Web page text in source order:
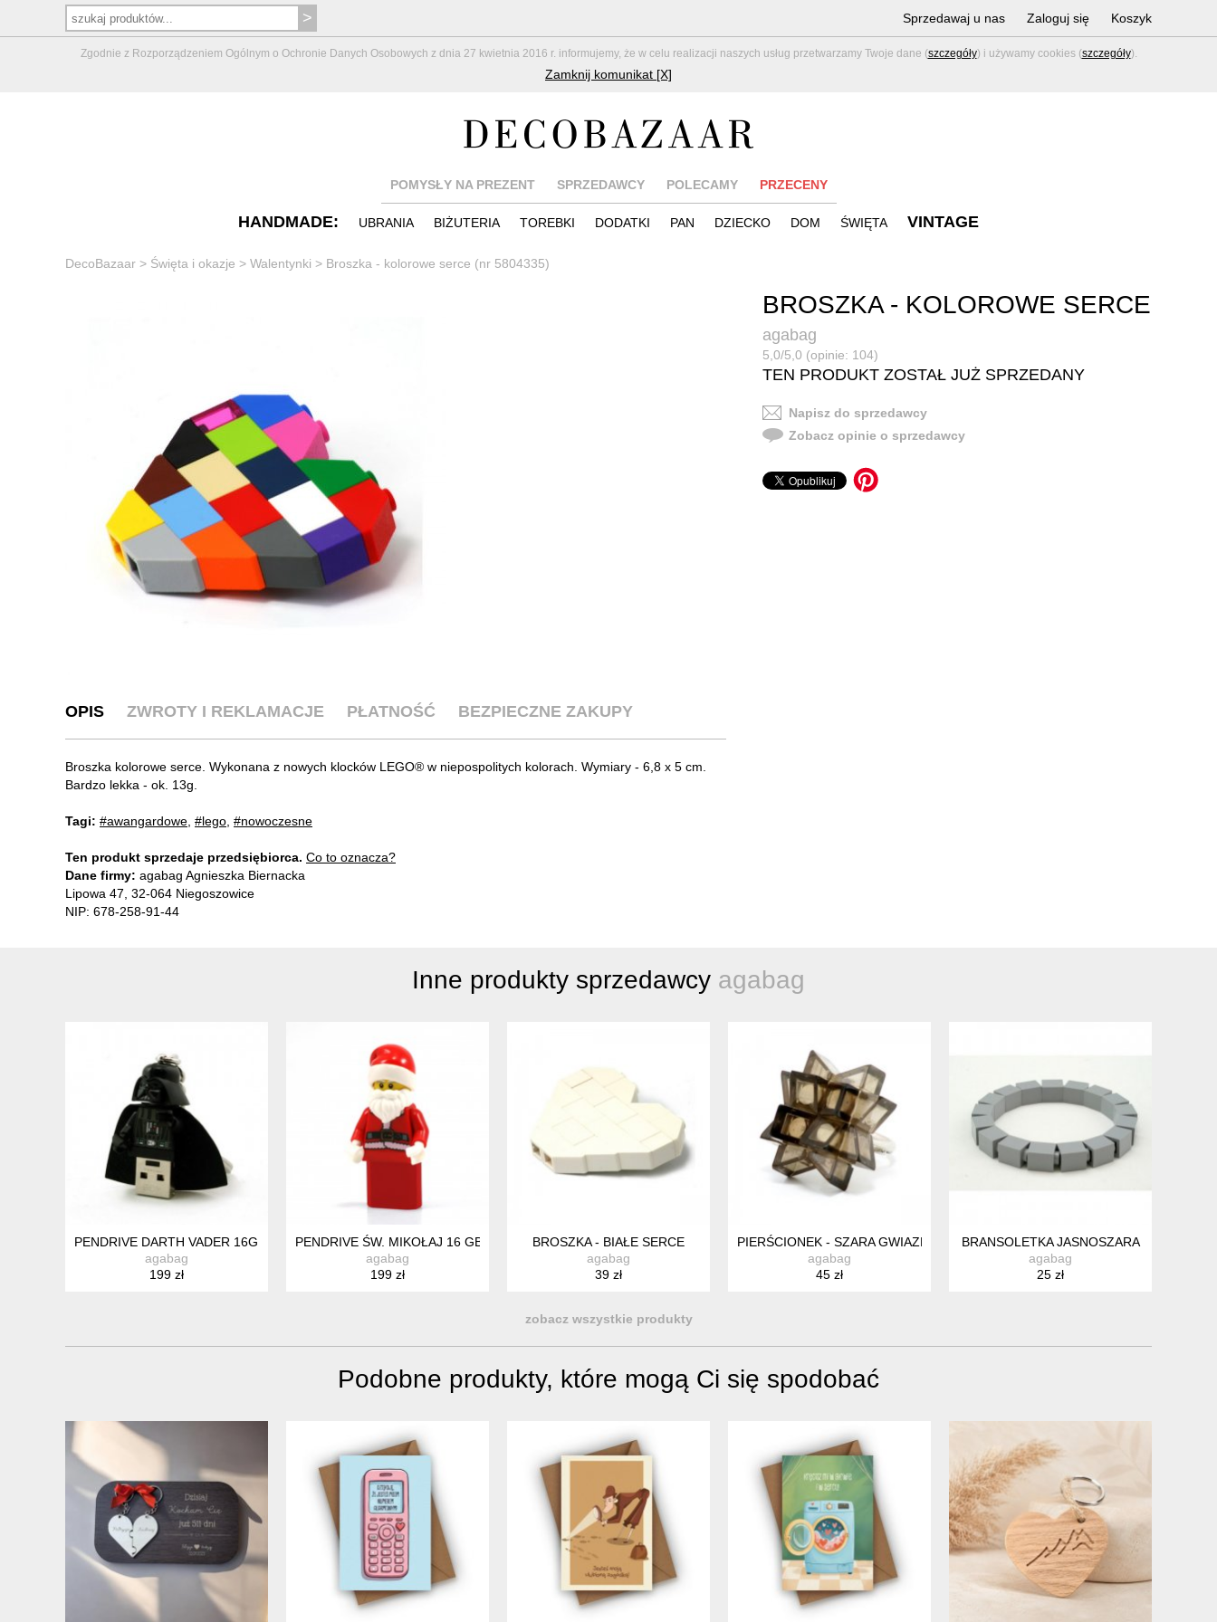
Zgodnie z Rozporządzeniem Ogólnym o Ochronie Danych Osobowych z dnia 27 kwietnia 2016 r. informujemy, że w celu realizacji naszych usług przetwarzamy Twoje dane (szczegóły) i używamy cookies (szczegóły).
Zamknij komunikat [X]
Sprzedawaj u nas Zaloguj się Koszyk
POMYSŁY NA PREZENT SPRZEDAWCY POLECAMY PRZECENY
HANDMADE: UBRANIA BIŻUTERIA TOREBKI DODATKI PAN DZIECKO DOM ŚWIĘTA VINTAGE
DecoBazaar > Święta i okazje > Walentynki > Broszka - kolorowe serce (nr 5804335)
BROSZKA - KOLOROWE SERCE
agabag
5,0/5,0 (opinie: 104)
TEN PRODUKT ZOSTAŁ JUŻ SPRZEDANY
Napisz do sprzedawcy
Zobacz opinie o sprzedawcy
OPIS ZWROTY I REKLAMACJE PŁATNOŚĆ BEZPIECZNE ZAKUPY
Broszka kolorowe serce. Wykonana z nowych klocków LEGO® w niepospolitych kolorach. Wymiary - 6,8 x 5 cm.
Bardzo lekka - ok. 13g.
Tagi: #awangardowe #lego #nowoczesne
Ten produkt sprzedaje przedsiębiorca. Co to oznacza?
Dane firmy: agabag Agnieszka Biernacka
Lipowa 47, 32-064 Niegoszowice
NIP: 678-258-91-44
Inne produkty sprzedawcy agabag
PENDRIVE DARTH VADER 16GB
agabag
199 zł
PENDRIVE ŚW. MIKOŁAJ 16 GB
agabag
199 zł
BROSZKA - BIAŁE SERCE
agabag
39 zł
PIERŚCIONEK - SZARA GWIAZDKA
agabag
45 zł
BRANSOLETKA JASNOSZARA
agabag
25 zł
zobacz wszystkie produkty
Podobne produkty, które mogą Ci się spodobać